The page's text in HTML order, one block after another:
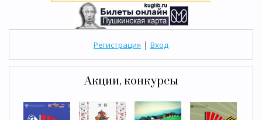
Регистрация | Вход
Акции, конкурсы